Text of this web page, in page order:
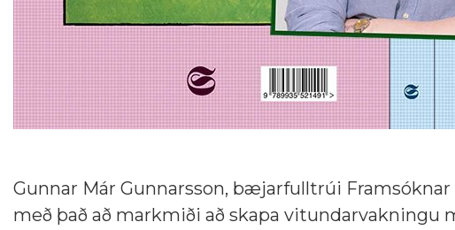
Gunnar Már Gunnarsson, bæjarfulltrúi
með það að markmiði að skapa